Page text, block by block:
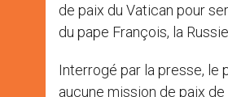
de paix du Vatican pour
du pape François, la
Interrogé par la presse, le
aucune mission de paix de